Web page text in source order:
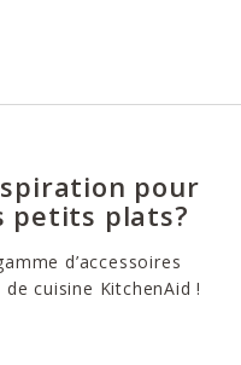
pour
petits plats?
d’accessoires
cuisine KitchenAid !